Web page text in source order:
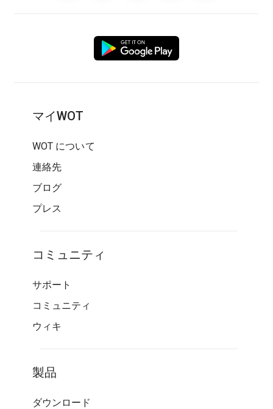
マイWOT
WOT について
連絡先
ブログ
プレス
コミュニティ
サポート
コミュニティ
ウィキ
製品
ダウンロード